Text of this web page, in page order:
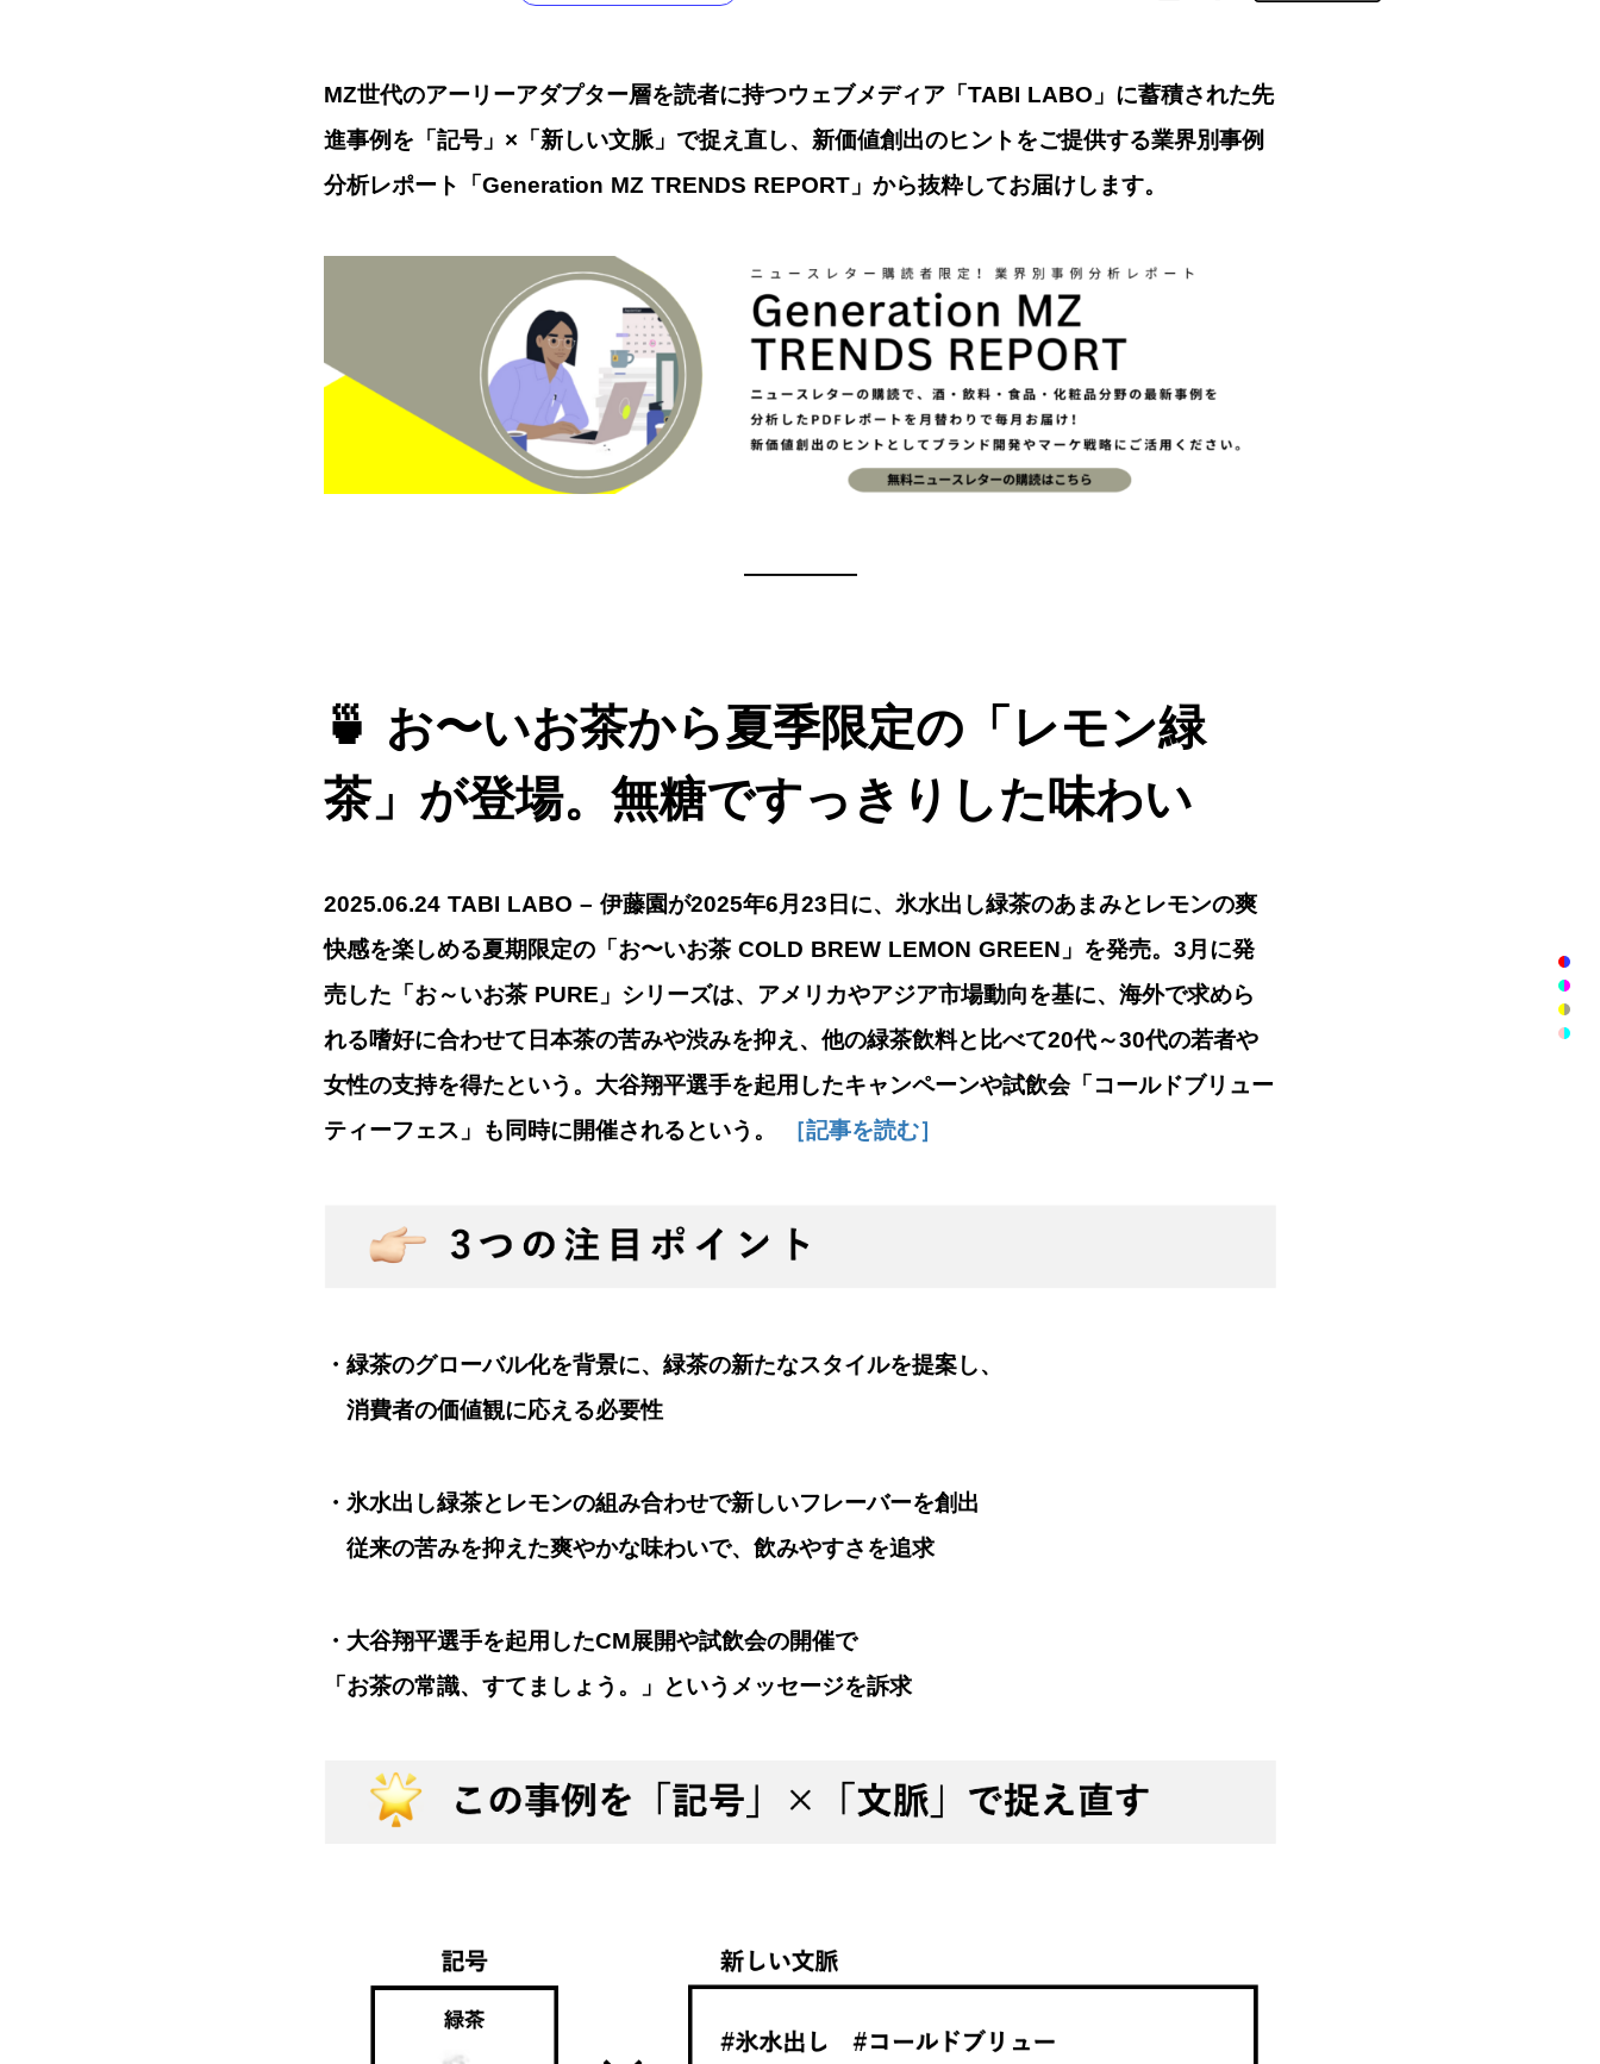
MZ世代のアーリーアダプター層を読者に持つウェブメディア「TABI LABO」に蓄積された先
進事例を「記号」×「新しい文脈」で捉え直し、新価値創出のヒントをご提供する業界別事例
分析レポート「Generation MZ TRENDS REPORT」から抜粋してお届けします。
—————
🍵 お〜いお茶から夏季限定の「レモン緑
茶」が登場。無糖ですっきりした味わい
2025.06.24 TABI LABO – 伊藤園が2025年6月23日に、氷水出し緑茶のあまみとレモンの爽
快感を楽しめる夏期限定の「お〜いお茶 COLD BREW LEMON GREEN」を発売。3月に発
売した「お～いお茶 PURE」シリーズは、アメリカやアジア市場動向を基に、海外で求めら
れる嗜好に合わせて日本茶の苦みや渋みを抑え、他の緑茶飲料と比べて20代～30代の若者や
女性の支持を得たという。大谷翔平選手を起用したキャンペーンや試飲会「コールドブリュー
ティーフェス」も同時に開催されるという。
［記事を読む］
・緑茶のグローバル化を背景に、緑茶の新たなスタイルを提案し、
消費者の価値観に応える必要性
・氷水出し緑茶とレモンの組み合わせで新しいフレーバーを創出
従来の苦みを抑えた爽やかな味わいで、飲みやすさを追求
・大谷翔平選手を起用したCM展開や試飲会の開催で
「お茶の常識、すてましょう。」というメッセージを訴求